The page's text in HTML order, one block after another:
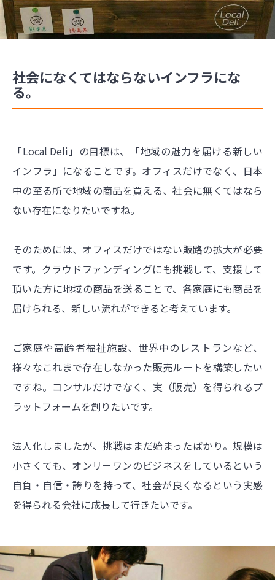
社会になくてはならないインフラにな
る。
「Local Deli」の目標は、「地域の魅力を届ける新しい
インフラ」になることです。オフィスだけでなく、日本
中の至る所で地域の商品を買える、社会に無くてはなら
ない存在になりたいですね。
そのためには、オフィスだけではない販路の拡大が必要
です。クラウドファンディングにも挑戦して、支援して
頂いた方に地域の商品を送ることで、各家庭にも商品を
届けられる、新しい流れができると考えています。
ご家庭や高齢者福祉施設、世界中のレストランなど、
様々なこれまで存在しなかった販売ルートを構築したい
ですね。コンサルだけでなく、実（販売）を得られるプ
ラットフォームを創りたいです。
法人化しましたが、挑戦はまだ始まったばかり。規模は
小さくても、オンリーワンのビジネスをしているという
自負・自信・誇りを持って、社会が良くなるという実感
を得られる会社に成長して行きたいです。